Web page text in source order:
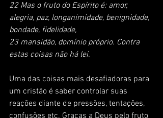
22 Mas o fruto do Espírito é: amor,
alegria, paz, longanimidade, benignidade,
bondade, fidelidade,
23 mansidão, domínio próprio. Contra
estas coisas não há lei.
Uma das coisas mais desafiadoras para
um cristão é saber controlar suas
reações diante de pressões, tentações,
confusões etc. Graças a Deus pelo fruto